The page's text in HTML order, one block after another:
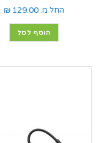
החל מ: 129.00 ₪
הוסף לסל